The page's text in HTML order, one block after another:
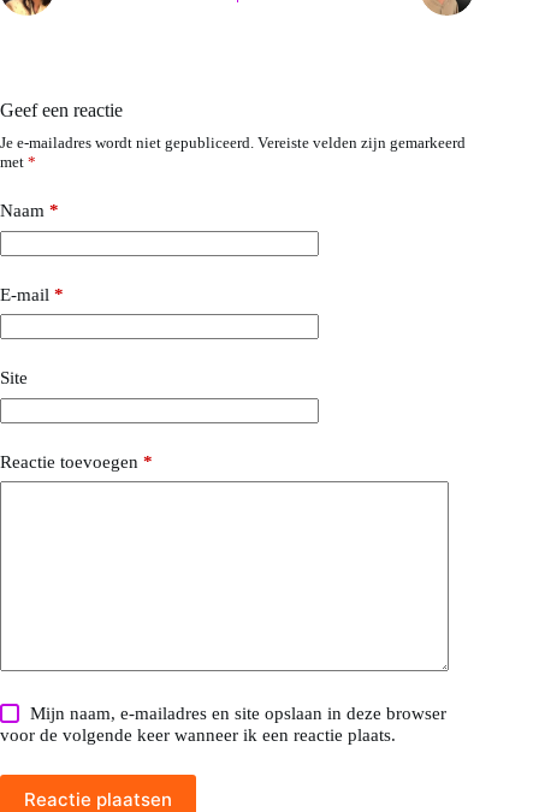
Geef een reactie
Je e-mailadres wordt niet gepubliceerd. Vereiste velden zijn gemarkeerd
met *
Naam *
E-mail *
Site
Reactie toevoegen *
Mijn naam, e-mailadres en site opslaan in deze browser
voor de volgende keer wanneer ik een reactie plaats.
Reactie plaatsen